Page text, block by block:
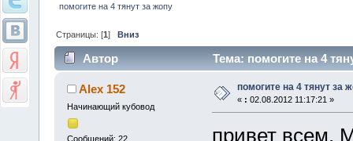
помогите на 4 тянут за жопу
Страницы: [1]Вниз
Автор Тема: помогите на 4
Alex 152
Начинающий кубовод
Сообщений: 22
помогите на 4 тянут за
« : 02.08.2012 11:17:21 »
привет всем.